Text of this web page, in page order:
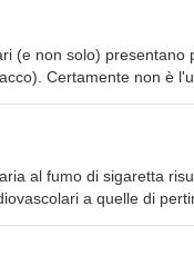
(e non solo)
Certamente non è
al fumo di sigaretta
a quelle di